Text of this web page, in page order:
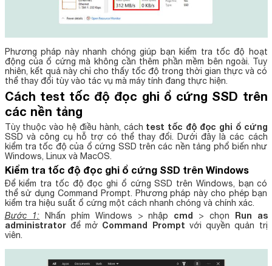
Phương pháp này nhanh chóng giúp bạn kiểm tra tốc độ hoạt
động của ổ cứng mà không cần thêm phần mềm bên ngoài. Tuy
nhiên, kết quả này chỉ cho thấy tốc độ trong thời gian thực và có
thể thay đổi tùy vào tác vụ mà máy tính đang thực hiện.
Cách test tốc độ đọc ghi ổ cứng SSD trên
các nền tảng
Tùy thuộc vào hệ điều hành, cách test tốc độ đọc ghi ổ cứng
SSD và công cụ hỗ trợ có thể thay đổi. Dưới đây là các cách
kiểm tra tốc độ của ổ cứng SSD trên các nền tảng phổ biến như
Windows, Linux và MacOS.
Kiểm tra tốc độ đọc ghi ổ cứng SSD trên Windows
Để kiểm tra tốc độ đọc ghi ổ cứng SSD trên Windows, bạn có
thể sử dụng Command Prompt. Phương pháp này cho phép bạn
kiểm tra hiệu suất ổ cứng một cách nhanh chóng và chính xác.
Bước 1: Nhấn phím Windows > nhập cmd > chọn Run as
administratorđể mở Command Prompt với quyền quản trị
viên.